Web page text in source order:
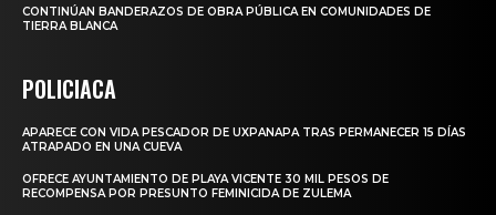
CONTINÚAN BANDERAZOS DE OBRA PÚBLICA EN COMUNIDADES DE
TIERRA BLANCA
POLICIACA
APARECE CON VIDA PESCADOR DE UXPANAPA TRAS PERMANECER 15 DÍAS
ATRAPADO EN UNA CUEVA
OFRECE AYUNTAMIENTO DE PLAYA VICENTE 30 MIL PESOS DE
RECOMPENSA POR PRESUNTO FEMINICIDA DE ZULEMA